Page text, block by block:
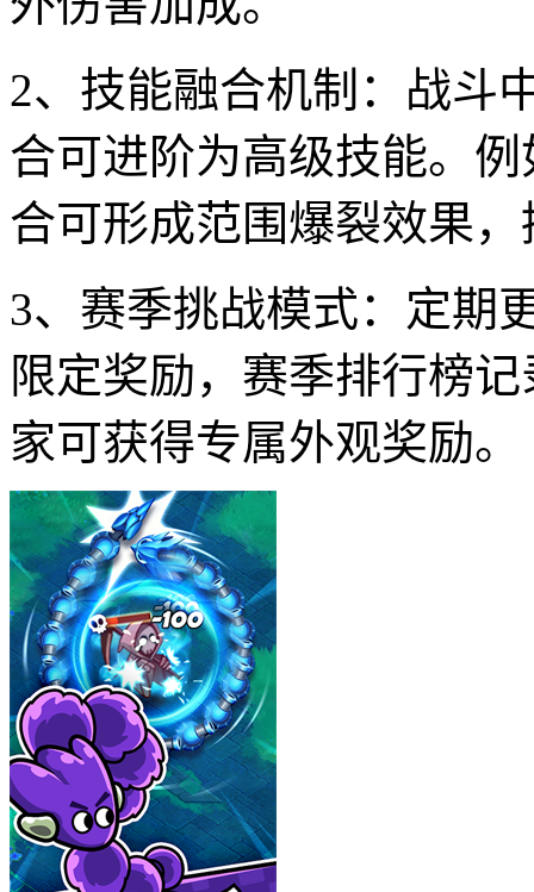
2、技能融合机制：战斗
合可进阶为高级技能。
合可形成范围爆裂效果
3、赛季挑战模式：定期
限定奖励，赛季排行榜
家可获得专属外观奖励。